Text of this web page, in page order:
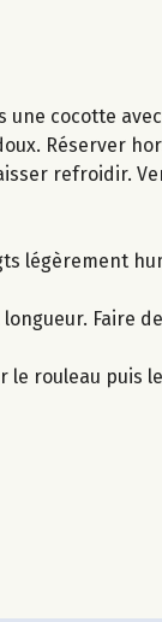
cocotte
Réserver
refroidir.
légèrement
Faire
rouleau puis